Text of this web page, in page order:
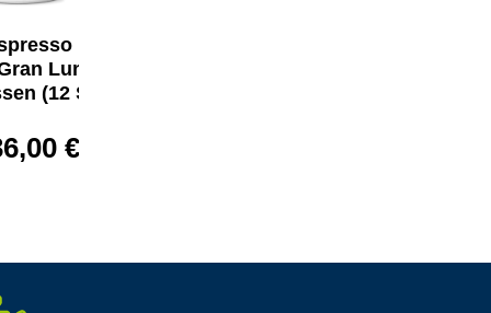
LUME
Lungo
(12 Stück)
€*